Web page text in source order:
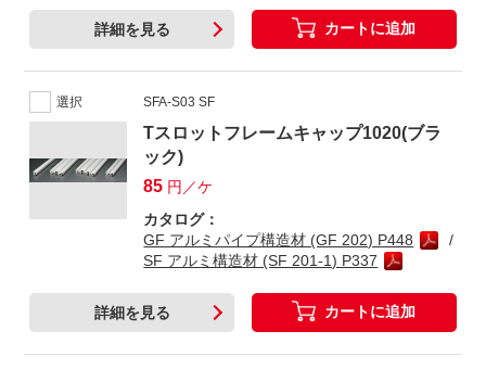
詳細を見る カートに追加
選択 SFA-S03 SF
Tスロットフレームキャップ1020(ブラ
ック)
85 円／ケ
カタログ：
GF アルミパイプ構造材 (GF 202) P448
SF アルミ構造材 (SF 201-1) P337
詳細を見る カートに追加